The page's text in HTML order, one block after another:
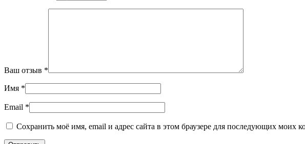
Ваш отзыв *
Имя *
Email *
Сохранить моё имя, email и адрес сайта в этом браузере для последующих моих